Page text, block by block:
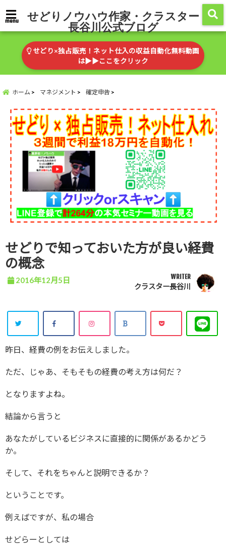
menu せどりノウハウ作家・クラスター
長谷川公式ブログ
せどり×独占販売！ネット仕入の収益自動化無料動画
は▶︎▶︎ここをクリック
ホーム マネジメント 確定申告
せどりで知っておいた方が良い経費
の概念
2016年12月5日 WRITER
クラスター長谷川
昨日、経費の例をお伝えしました。
ただ、じゃあ、そもそもの経費の考え方は何だ？
となりますよね。
結論から言うと
あなたがしているビジネスに直接的に関係があるかどう
か。
そして、それをちゃんと説明できるか？
ということです。
例えばですが、私の場合
せどらーとしては